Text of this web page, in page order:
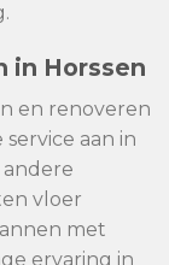
in Horssen
en renoveren
aan in
andere
vloer
met
ervaring in